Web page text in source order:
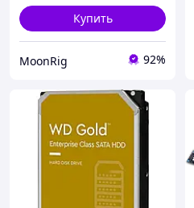
Купить
MoonRig 92%